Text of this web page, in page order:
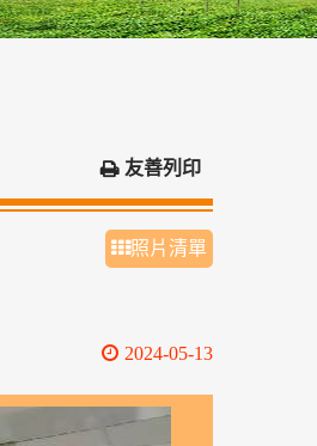
友善列印
照片清單
2024-05-13